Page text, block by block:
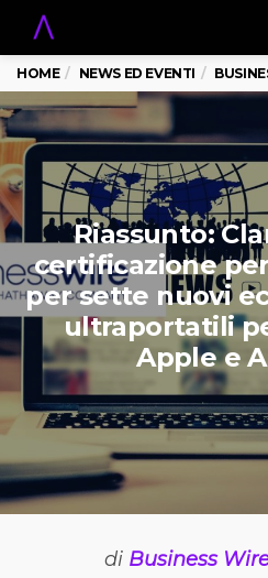
HOME NEWS ED EVENTI
Riassunto:
certificazione
per sette nuovi
ultraportatili
Apple e
di Business